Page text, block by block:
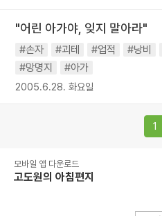
"어린 아가야, 잊지 말아라"
#손자 #괴테 #업적 #낭비
#망명지
#아가
2005.6.28. 화요일
1
모바일 앱 다운로드
고도원의 아침편지